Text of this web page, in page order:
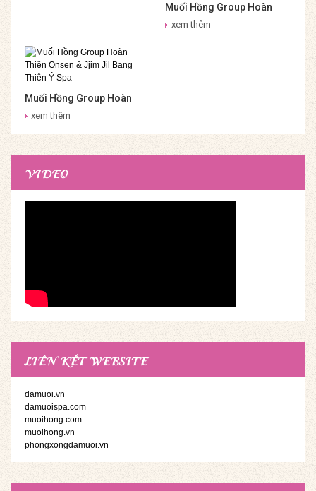
Muối Hồng Group Hoàn
Thiện Epic Reset
xem thêm
Muối Hồng Group Hoàn
Thiện Onsen & Jjim Jil
xem thêm
VIDEO
LIÊN KẾT WEBSITE
damuoi.vn
damuoispa.com
muoihong.com
muoihong.vn
phongxongdamuoi.vn